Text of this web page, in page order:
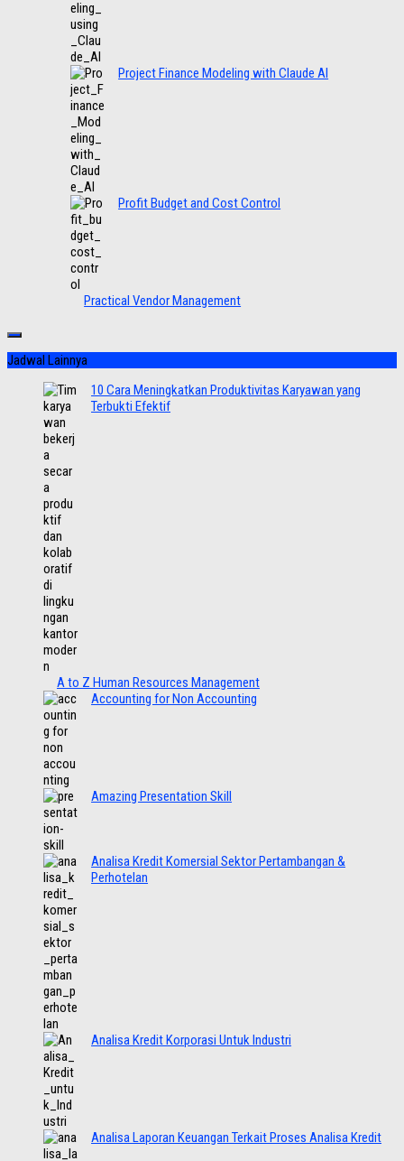
Project Finance Modeling with Claude AI
Profit Budget and Cost Control
Practical Vendor Management
Jadwal Lainnya
10 Cara Meningkatkan Produktivitas Karyawan yang
Terbukti Efektif
A to Z Human Resources Management
Accounting for Non Accounting
Amazing Presentation Skill
Analisa Kredit Komersial Sektor Pertambangan &
Perhotelan
Analisa Kredit Korporasi Untuk Industri
Analisa Laporan Keuangan Terkait Proses Analisa Kredit